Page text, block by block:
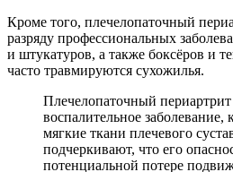
Кроме того, плечелопаточный
разряду профессиональных
и штукатуров, а также боксёров и
часто травмируются сухожилья.
Плечелопаточный периартрит
воспалительное заболевание,
мягкие ткани плечевого
подчеркивают, что его
потенциальной потере